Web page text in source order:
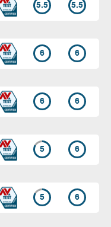
5.5 5.5
6 6
6 6
5 6
5 6